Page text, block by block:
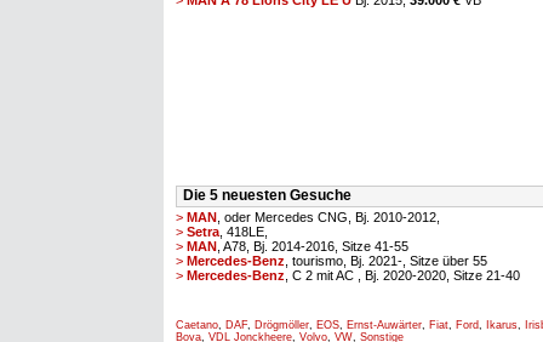
Die 5 neuesten Gesuche
> MAN , oder Mercedes CNG, Bj. 2010-2012,
> Setra , 418LE,
> MAN , A78, Bj. 2014-2016, Sitze 41-55
> Mercedes-Benz , tourismo, Bj. 2021-, Sitze über 55
> Mercedes-Benz , C 2 mit AC , Bj. 2020-2020, Sitze 21-40
Caetano, DAF, Drögmöller, EOS, Ernst-Auwärter, Fiat, Ford, Ikarus,
Bova, VDL Jonckheere, Volvo, VW, Sonstige